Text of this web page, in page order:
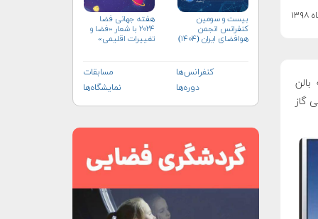
گاز
بیست و سومین
کنفرانس انجمن
هوافضای ايران (۱۴۰۴)
هفته جهانی فضا
۲۰۲۴ با شعار «فضا و
تغییرات اقلیمی»
کنفرانس‌ها
مسابقات
دوره‌ها
نمایشگاه‌ها